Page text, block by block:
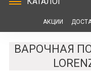
АКЦИИ
ВАРОЧНАЯ